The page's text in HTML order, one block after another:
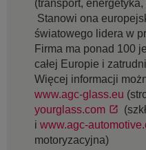
(transport,
Stanowi ona
światowego lidera w
Firma ma ponad 100
całej Europie i
Więcej informacji
www.agc-glass.eu
yourglass.com
i www.agc-
motoryzacyjna)